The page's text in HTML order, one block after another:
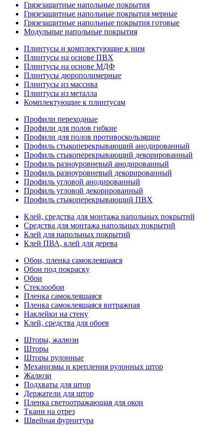
Грязезащитные напольные покрытия
Грязезащитные напольные покрытия мерные
Грязезащитные напольные покрытия готовые
Модульные напольные покрытия
Плинтусы и комплектующие к ним
Плинтусы на основе ПВХ
Плинтусы на основе МДФ
Плинтусы дюрополимерные
Плинтусы из массива
Плинтусы из металла
Комплектующие к плинтусам
Профили переходные
Профили для полов гибкие
Профили для полов противоскользящие
Профиль стыкоперекрывающий анодированный
Профиль стыкоперекрывающий декорированный
Профиль разноуровневый анодированный
Профиль разноуровневый декорированный
Профиль угловой анодированный
Профиль угловой декорированный
Профиль стыкоперекрывающий ПВХ
Клей, средства для монтажа напольных покрытий
Средства для монтажа напольных покрытий
Клей для напольных покрытий
Клей ПВА, клей для дерева
Обои, пленка самоклеящаяся
Обои под покраску
Обои
Стеклообои
Пленка самоклеящаяся
Пленка самоклеящаяся витражная
Наклейки на стену
Клей, средства для обоев
Шторы, жалюзи
Шторы
Шторы рулонные
Механизмы и крепления рулонных штор
Жалюзи
Подхваты для штор
Держатели для штор
Пленка светоотражающая для окон
Ткани на отрез
Швейная фурнитура